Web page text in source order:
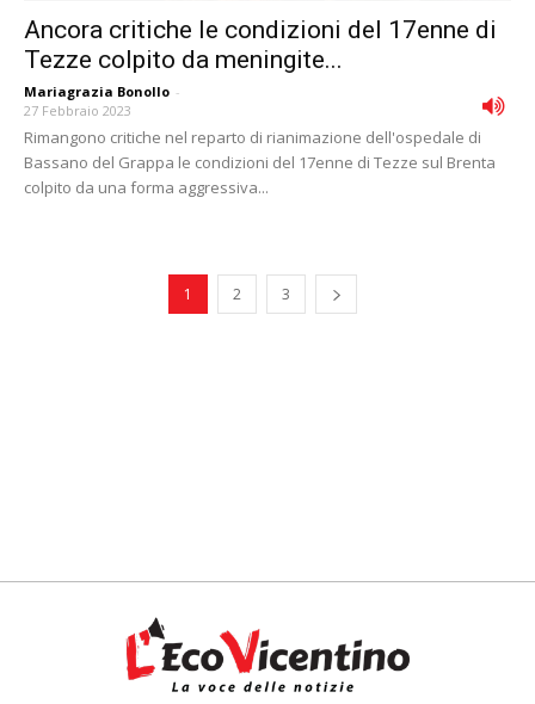
Ancora critiche le condizioni del 17enne di
Tezze colpito da meningite...
Mariagrazia Bonollo -
27 Febbraio 2023
Rimangono critiche nel reparto di rianimazione dell'ospedale di
Bassano del Grappa le condizioni del 17enne di Tezze sul Brenta
colpito da una forma aggressiva...
1 2 3